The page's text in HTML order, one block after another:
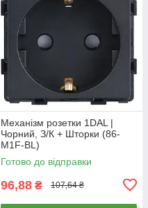
Механізм розетки 1DAL |
Чорний, З/К + Шторки (86-
M1F-BL)
Готово до відправки
96,88 ₴ 107,64 ₴